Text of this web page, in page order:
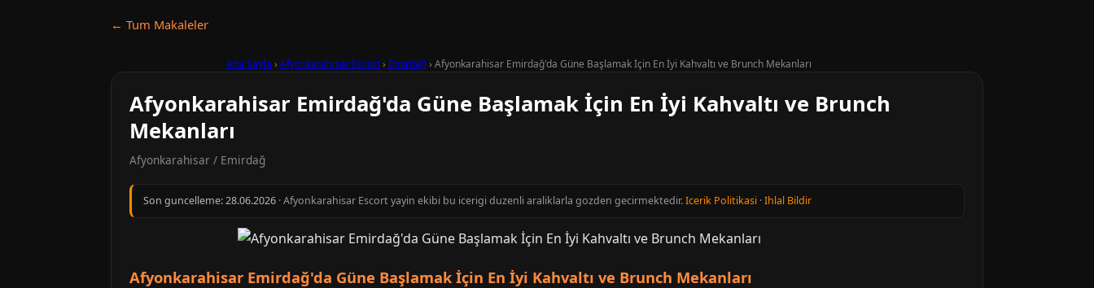
← Tum Makaleler
Ana Sayfa › Afyonkarahisar Escort› Emirdağ› Afyonkarahisar Emirdağ'da Güne Başlamak İçin En İyi Kahvaltı ve Brunch Mekanları
Afyonkarahisar Emirdağ'da Güne Başlamak İçin En İyi Kahvaltı ve Brunch
Mekanları
Afyonkarahisar / Emirdağ
Son guncelleme:28.06.2026 · Afyonkarahisar Escort yayin ekibi bu icerigi duzenli araliklarla gozden gecirmektedir.Icerik Politikasi ·Ihlal Bildir
Afyonkarahisar Emirdağ'da Güne Başlamak İçin En İyi Kahvaltı ve Brunch Mekanları